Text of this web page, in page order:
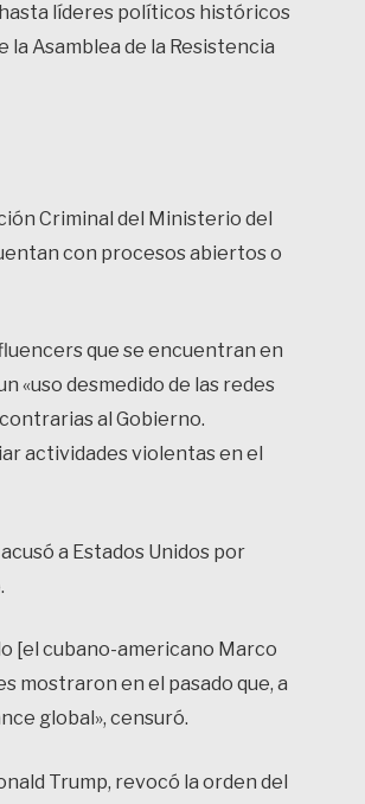
líderes políticos históricos
Asamblea de la Resistencia
Criminal del Ministerio del
con procesos abiertos o
que se encuentran en
«uso desmedido de las redes
al Gobierno.
actividades violentas en el
a Estados Unidos por
[el cubano-americano Marco
mostraron en el pasado que, a
global», censuró.
Trump, revocó la orden del